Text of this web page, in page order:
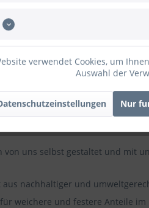
26 cm x Breite 13 cm
Höhe 15 cm x Breite 6,5 cm
von uns selbst gestaltet und mit
aus nachhaltiger und
weichere und festere Anteile
verwendet Cookies, um
Auswahl der
Nur